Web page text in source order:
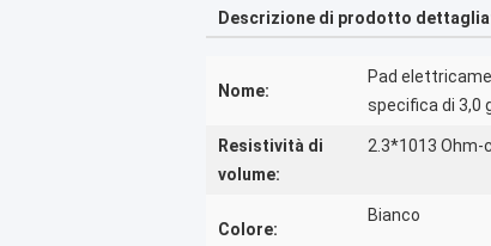
Descrizione di prodotto
Nome:
Pad
specifica di 3,0
Resistività di
volume:
2.3*1013 Ohm-
Colore:
Bianco